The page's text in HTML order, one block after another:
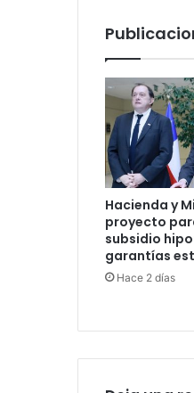
Hacienda y
proyecto
subsidio
garantías
Hace 2 días